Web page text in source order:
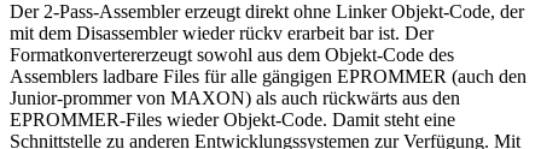
Der 2-Pass-Assembler erzeugt direkt ohne Linker Objekt-Code, der
mit dem Disassembler wieder rückv erarbeit bar ist. Der
Formatkonvertererzeugt sowohl aus dem Objekt-Code des
Assemblers ladbare Files für alle gängigen EPROMMER (auch den
Junior-prommer von MAXON) als auch rückwärts aus den
EPROMMER-Files wieder Objekt-Code. Damit steht eine
Schnittstelle zu anderen Entwicklungssystemen zur Verfügung. Mit